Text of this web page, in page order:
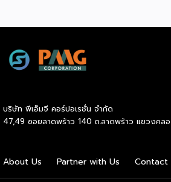
ธุรกิจ ผู้ประกอบการ และผู้ที่กำลังวางแ
สิงหาคม 2569 | 10.00 – 12.15 น.
บริษัท พีเอ็มจี คอร์ปอเรชั่น จำกัด
47,49 ซอยลาดพร้าว 140 ถ.ลาดพร้าว แขวงคล
About Us Partner with Us Contact